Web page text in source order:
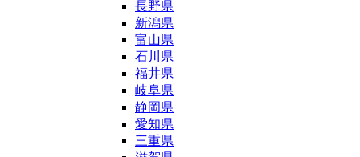
長野県
新潟県
富山県
石川県
福井県
岐阜県
静岡県
愛知県
三重県